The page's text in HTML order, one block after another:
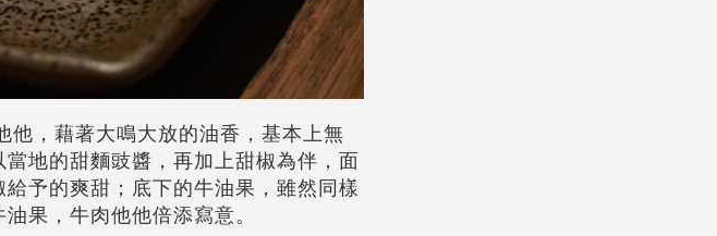
，藉著大鳴大放的油香，基本上無
地的甜麵豉醬，再加上甜椒為伴，面
予的爽甜；底下的牛油果，雖然同樣
果，牛肉他他倍添寫意。